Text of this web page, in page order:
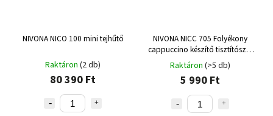
NIVONA NICO 100 mini tejhűtő
Raktáron (2 db)
80 390 Ft
NIVONA NICC 705 Folyékony
cappuccino készítő tisztítószer
500 ml
Raktáron (>5 db)
5 990 Ft